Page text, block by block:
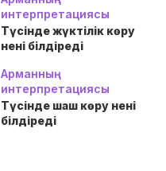
интерпретациясы
Түсінде жүктілік көру
нені білдіреді
Арманның
интерпретациясы
Түсінде шаш көру нені
білдіреді